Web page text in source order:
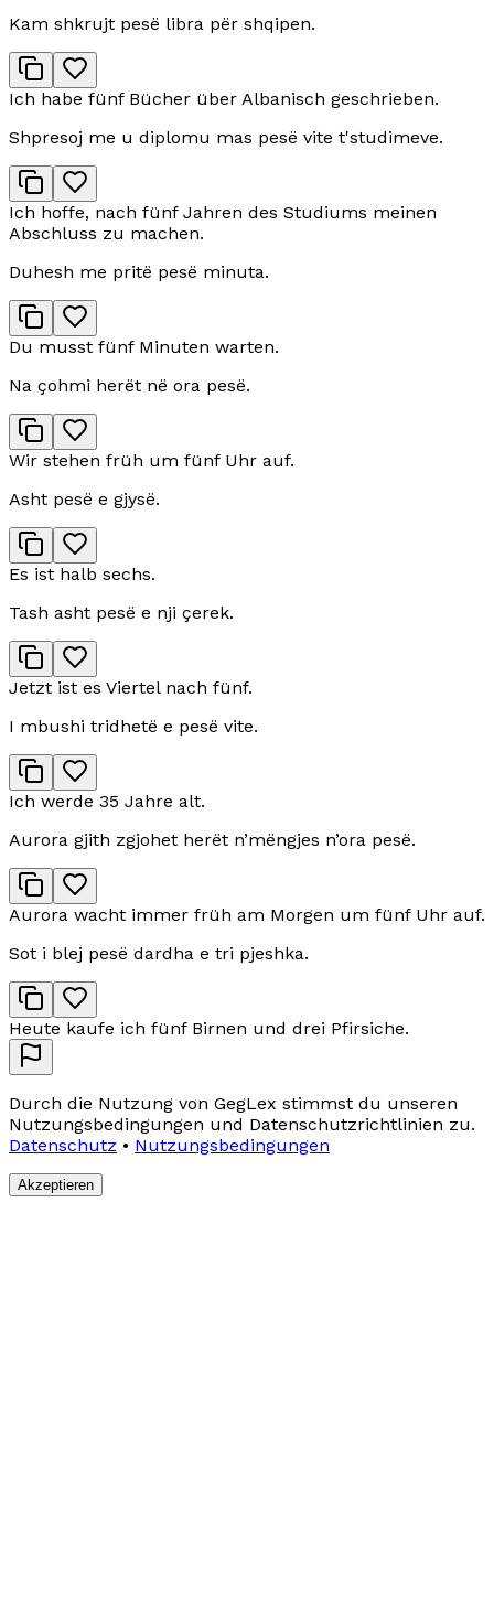
Kam shkrujt pesë libra për shqipen.
Ich habe fünf Bücher über Albanisch geschrieben.
Shpresoj me u diplomu mas pesë vite t'studimeve.
Ich hoffe, nach fünf Jahren des Studiums meinen
Abschluss zu machen.
Duhesh me pritë pesë minuta.
Du musst fünf Minuten warten.
Na çohmi herët në ora pesë.
Wir stehen früh um fünf Uhr auf.
Asht pesë e gjysë.
Es ist halb sechs.
Tash asht pesë e nji çerek.
Jetzt ist es Viertel nach fünf.
I mbushi tridhetë e pesë vite.
Ich werde 35 Jahre alt.
Aurora gjith zgjohet herët n’mëngjes n’ora pesë.
Aurora wacht immer früh am Morgen um fünf Uhr auf.
Sot i blej pesë dardha e tri pjeshka.
Heute kaufe ich fünf Birnen und drei Pfirsiche.
Durch die Nutzung von GegLex stimmst du unseren
Nutzungsbedingungen und Datenschutzrichtlinien zu.
Datenschutz • Nutzungsbedingungen
Akzeptieren